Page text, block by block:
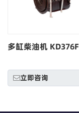
多缸柴油机
立即咨询